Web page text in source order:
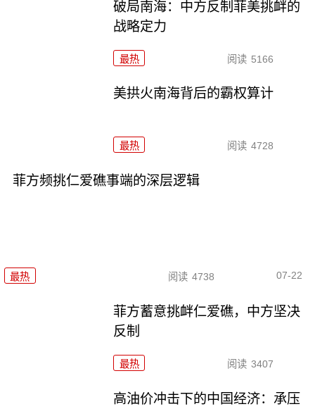
破局南海：中方反制菲美挑衅的
战略定力
最热 阅读 5166
美拱火南海背后的霸权算计
最热 阅读 4728
菲方频挑仁爱礁事端的深层逻辑
最热 阅读 4738 07-22
菲方蓄意挑衅仁爱礁，中方坚决
反制
最热 阅读 3407
高油价冲击下的中国经济：承压